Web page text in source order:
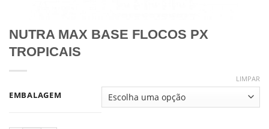
NUTRA MAX BASE FLOCOS PX
TROPICAIS
EMBALAGEM
LIMPAR